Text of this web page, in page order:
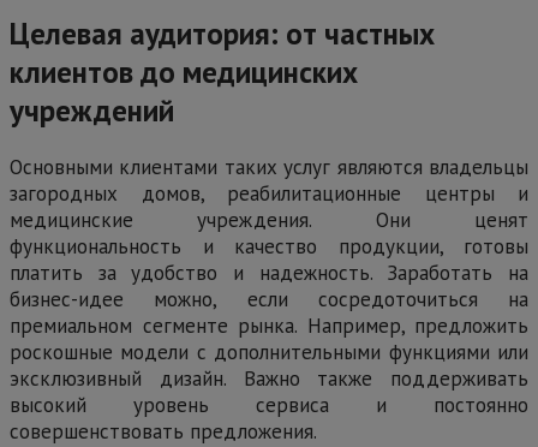
Целевая аудитория: от частных
клиентов до медицинских
учреждений
Основными клиентами таких услуг являются владельцы
загородных домов, реабилитационные центры и
медицинские учреждения. Они ценят
функциональность и качество продукции, готовы
платить за удобство и надежность. Заработать на
бизнес-идее можно, если сосредоточиться на
премиальном сегменте рынка. Например, предложить
роскошные модели с дополнительными функциями или
эксклюзивный дизайн. Важно также поддерживать
высокий уровень сервиса и постоянно
совершенствовать предложения.